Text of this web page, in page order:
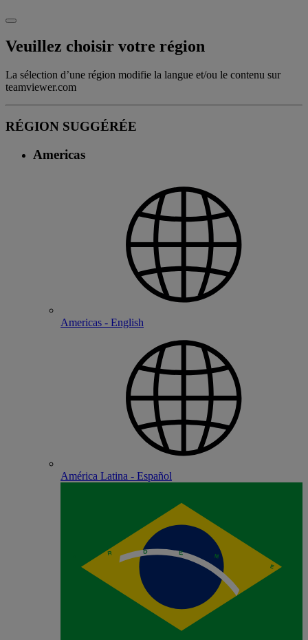
Veuillez choisir votre région
La sélection d’une région modifie la langue et/ou le contenu sur
teamviewer.com
RÉGION SUGGÉRÉE
Americas
Americas - English
América Latina - Español